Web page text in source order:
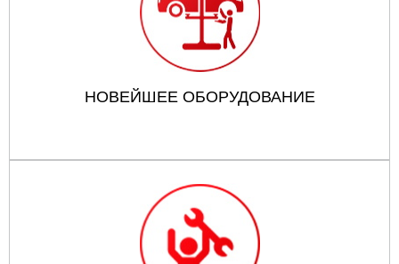
НОВЕЙШЕЕ ОБОРУДОВАНИЕ